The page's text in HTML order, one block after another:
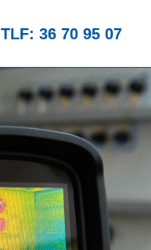
TLF: 36 70 95 07